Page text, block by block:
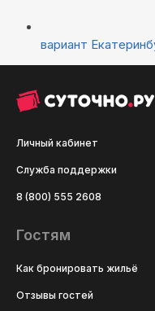
вариант
Личный кабинет
Служба поддержки
8 (800) 555 2608
Гостям
Как бронировать жильё
Отзывы гостей